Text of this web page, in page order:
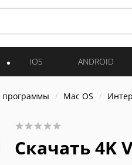
IOS ANDROID
программы Mac OS
Скачать 4K